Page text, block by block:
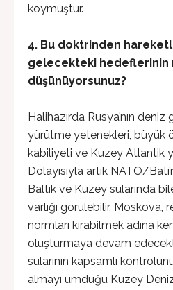
koymuştur.
4. Bu doktrinden
gelecekteki hedeflerinin
düşünüyorsunuz?
Halihazırda Rusya’nın deniz
yürütme yetenekleri, büyük
kabiliyeti ve Kuzey Atlantik
Dolayısıyla artık NATO/
Baltık ve Kuzey sularında
varlığı görülebilir. Moskova,
normları kırabilmek adına
oluşturmaya devam
sularının kapsamlı
almayı umduğu Kuzey